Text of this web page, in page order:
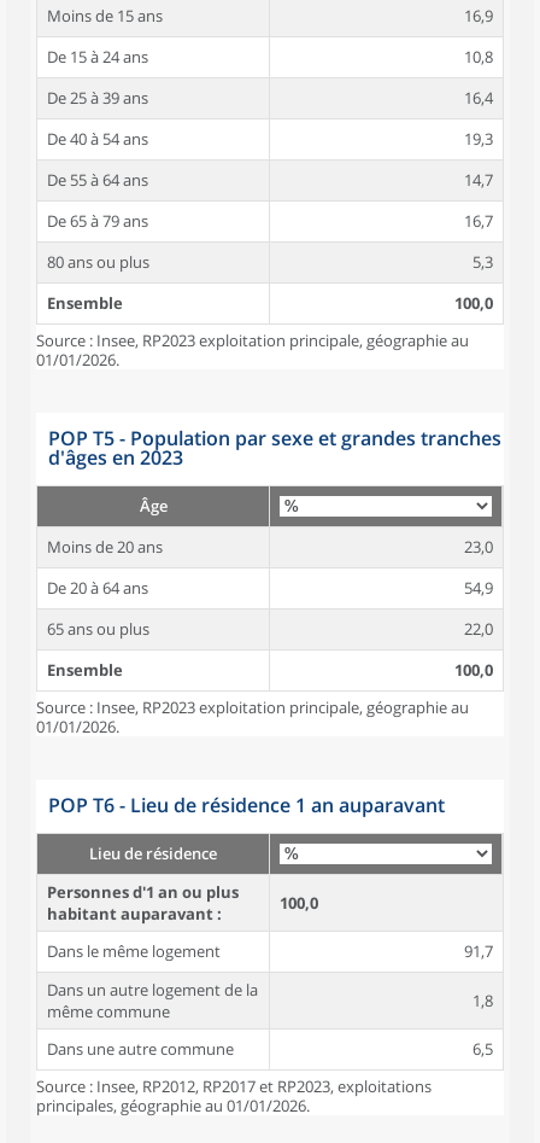
Moins de 15 ans
16,9
De 15 à 24 ans
10,8
De 25 à 39 ans
16,4
De 40 à 54 ans
19,3
De 55 à 64 ans
14,7
De 65 à 79 ans
16,7
80 ans ou plus
5,3
Ensemble
100,0
Source : Insee, RP2023 exploitation principale, géographie au
01/01/2026.
POP T5 - Population par sexe et grandes tranches
d'âges en 2023
Âge
Moins de 20 ans
23,0
De 20 à 64 ans
54,9
65 ans ou plus
22,0
Ensemble
100,0
Source : Insee, RP2023 exploitation principale, géographie au
01/01/2026.
POP T6 - Lieu de résidence 1 an auparavant
Lieu de résidence
Personnes d'1 an ou plus
habitant auparavant :
100,0
Dans le même logement
91,7
Dans un autre logement de la
même commune
1,8
Dans une autre commune
6,5
Source : Insee, RP2012, RP2017 et RP2023, exploitations
principales, géographie au 01/01/2026.